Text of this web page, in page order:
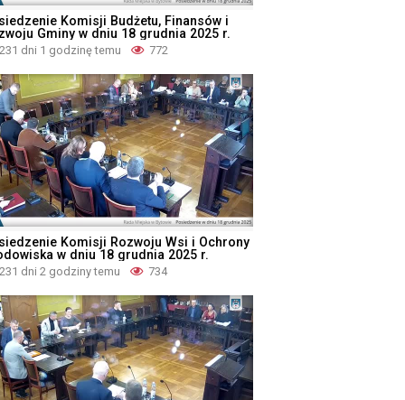
Komisji Budżetu, Finansów i
Gminy w dniu 18 grudnia 2025 r.
231 dni 1 godzinę temu 772
Komisji Rozwoju Wsi i Ochrony
w dniu 18 grudnia 2025 r.
231 dni 2 godziny temu 734